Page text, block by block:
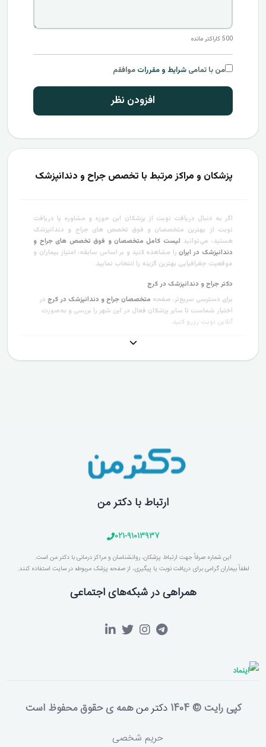
500کاراکتر مانده
من با تمامیشرایط و مقررات موافقم
افزودن نظر
پزشکان و مراکز مرتبط با تخصص جراح و دندانپزشک
اگر به دنبال دریافت نوبت از پزشکان این حوزه و مشاوره یا دریافت
نوبت از بهترین متخصصان و فوق تخصص های جراح و دندانپزشک
هستید، می‌توانید لیست کامل متخصصان و فوق تخصص های جراح و
دندانپزشک در ایرانرا مشاهده کنید و بر اساس سابقه، امتیاز بیماران و
موقعیت جغرافیایی بهترین گزینه را انتخاب نمایید.
دکتر جراح و دندانپزشک در کرج
برای دسترسی سریع‌تر، صفحه متخصصان جراح و دندانپزشک در کرج در
اختیار شماست تا سایر پزشکان فعال در این شهر را بررسی و به‌صورت
آنلاین نوبت رزرو کنید.
ارتباط با دکتر من
021-91013937
این شماره صرفاً جهت ارتباط پزشکان، روانشناسان و مراکز درمانی با دکتر من است.
لطفاً بیماران گرامی برای دریافت نوبت یا پیگیری، از صفحه پزشک مربوطه در سایت استفاده کنند.
همراهی در شبکه‌های اجتماعی
کپی رایت © 1404 دکتر منهمه ی حقوق محفوظ است
حریم شخصی